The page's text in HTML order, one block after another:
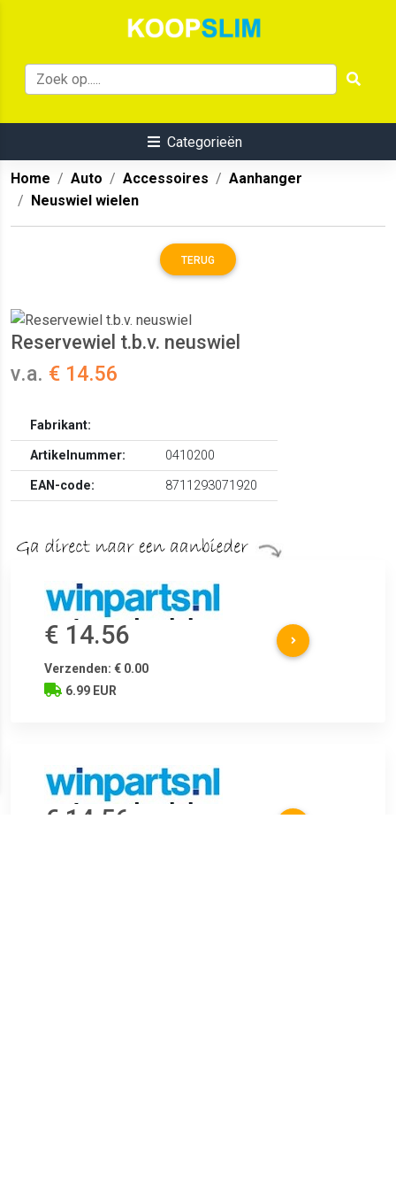
Categorieën
Home Auto Accessoires
Aanhanger
Neuswiel wielen
TERUG
Reservewiel t.b.v. neuswiel
v.a. € 14.56
Fabrikant:
Artikelnummer:
0410200
EAN-code:
8711293071920
€ 14.56
Verzenden: € 0.00
6.99 EUR
€ 14.56